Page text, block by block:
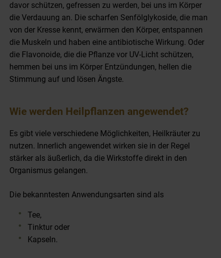
davor schützen, gefressen zu werden, bei uns im Körper
die Verdauung an. Die scharfen Senfölglykoside, die man
von der Kresse kennt, erwärmen den Körper, entspannen
die Muskeln und haben eine antibiotische Wirkung. Oder
die Flavonoide, die die Pflanze vor UV-Licht schützen,
hemmen bei uns im Körper Entzündungen, hellen die
Stimmung auf und lösen Ängste.
Wie werden Heilpflanzen angewendet?
Es gibt viele verschiedene Möglichkeiten, Heilkräuter zu
nutzen. Innerlich angewendet wirken sie in der Regel
stärker als äußerlich, da die Wirkstoffe direkt in den
Organismus gelangen.
Die bekanntesten Anwendungsarten sind als
Tee,
Tinktur oder
Kapseln.